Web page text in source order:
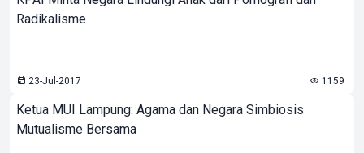
Radikalisme
23-Jul-2017 1159
Ketua MUI Lampung: Agama dan Negara Simbiosis
Mutualisme Bersama